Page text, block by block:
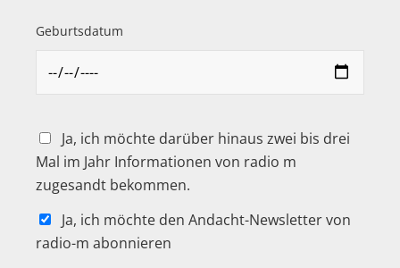
Geburtsdatum
Ja, ich möchte darüber hinaus zwei bis drei
Mal im Jahr Informationen von radio m
zugesandt bekommen.
Ja, ich möchte den Andacht-Newsletter von
radio-m abonnieren